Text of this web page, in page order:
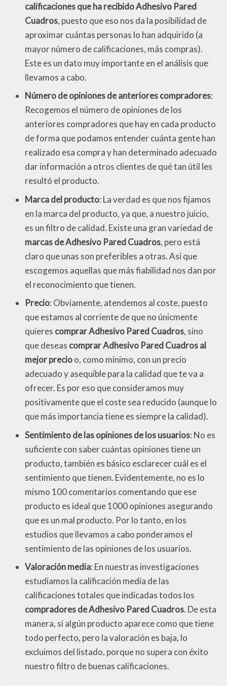
calificaciones que ha recibido Adhesivo Pared
Cuadros, puesto que eso nos da la posibilidad de
aproximar cuántas personas lo han adquirido (a
mayor número de calificaciones, más compras).
Este es un dato muy importante en el análisis que
llevamos a cabo.
Número de opiniones de anteriores compradores:
Recogemos el número de opiniones de los
anteriores compradores que hay en cada producto
de forma que podamos entender cuánta gente han
realizado esa compra y han determinado adecuado
dar información a otros clientes de qué tan útil les
resultó el producto.
Marca del producto: La verdad es que nos fijamos
en la marca del producto, ya que, a nuestro juicio,
es un filtro de calidad. Existe una gran variedad de
marcas de Adhesivo Pared Cuadros, pero está
claro que unas son preferibles a otras. Así que
escogemos aquellas que más fiabilidad nos dan por
el reconocimiento que tienen.
Precio: Obviamente, atendemos al coste, puesto
que estamos al corriente de que no únicmente
quieres comprar Adhesivo Pared Cuadros, sino
que deseas comprar Adhesivo Pared Cuadros al
mejor precioo, como mínimo, con un precio
adecuado y asequible para la calidad que te va a
ofrecer. Es por eso que consideramos muy
positivamente que el coste sea reducido (aunque lo
que más importancia tiene es siempre la calidad).
Sentimiento de las opiniones de los usuarios: No es
suficiente con saber cuántas opiniones tiene un
producto, también es básico esclarecer cuál es el
sentimiento que tienen. Evidentemente, no es lo
mismo 100 comentarios comentando que ese
producto es ideal que 1000 opiniones asegurando
que es un mal producto. Por lo tanto, en los
estudios que llevamos a cabo ponderamos el
sentimiento de las opiniones de los usuarios.
Valoración media: En nuestras investigaciones
estudiamos la calificación media de las
calificaciones totales que indicadas todos los
compradores de Adhesivo Pared Cuadros. De esta
manera, si algún producto aparece como que tiene
todo perfecto, pero la valoración es baja, lo
excluimos del listado, porque no supera con éxito
nuestro filtro de buenas calificaciones.